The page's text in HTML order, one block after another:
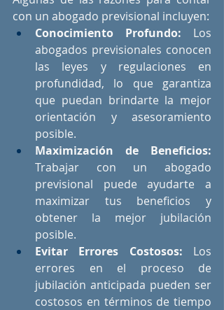
con un abogado previsional incluyen:
Conocimiento Profundo: Los
abogados previsionales conocen
las leyes y regulaciones en
profundidad, lo que garantiza
que puedan brindarte la mejor
orientación y asesoramiento
posible.
Maximización de Beneficios:
Trabajar con un abogado
previsional puede ayudarte a
maximizar tus beneficios y
obtener la mejor jubilación
posible.
Evitar Errores Costosos: Los
errores en el proceso de
jubilación anticipada pueden ser
costosos en términos de tiempo